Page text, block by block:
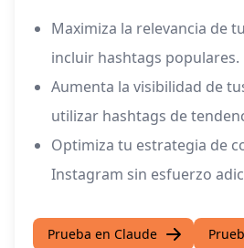
Maximiza la relevancia de
incluir hashtags populares.
Aumenta la visibilidad de
utilizar hashtags de
Optimiza tu estrategia de
Instagram sin esfuerzo
Prueba en Claude